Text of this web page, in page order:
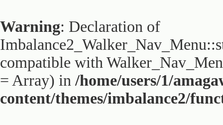
Warning: Declaration of
compatible with
= Array) in/home/users/1/
content/themes/imbalance2/